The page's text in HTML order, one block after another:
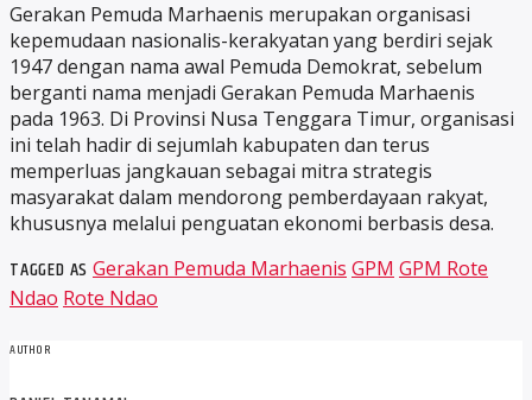
Gerakan Pemuda Marhaenis merupakan organisasi
kepemudaan nasionalis-kerakyatan yang berdiri sejak
1947 dengan nama awal Pemuda Demokrat, sebelum
berganti nama menjadi Gerakan Pemuda Marhaenis
pada 1963. Di Provinsi Nusa Tenggara Timur, organisasi
ini telah hadir di sejumlah kabupaten dan terus
memperluas jangkauan sebagai mitra strategis
masyarakat dalam mendorong pemberdayaan rakyat,
khususnya melalui penguatan ekonomi berbasis desa.
TAGGED AS Gerakan Pemuda Marhaenis GPM GPM Rote
Ndao Rote Ndao
AUTHOR